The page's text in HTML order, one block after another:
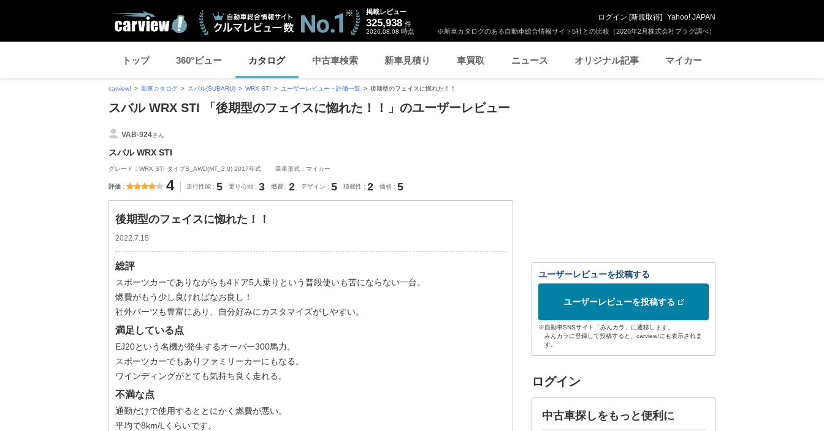
※新車カタログのある自動車総合情報サイト5社との比較（2026年2月株式会社プラグ調べ）
掲載レビュー
325,938 件
2026.08.08 時点
ログイン [新規取得] Yahoo! JAPAN
トップ 360°ビュー カタログ 中古車検索 新車見積り 車買取 ニュース オリジナル記事 マイカー
carview! 新車カタログ スバル(SUBARU) WRX STI ユーザーレビュー・評価一覧 後期型のフェイスに惚れた！！
スバル WRX STI 「後期型のフェイスに惚れた！！」のユーザーレビュー
VAB-924さん
スバル WRX STI
グレード：WRX STI タイプS_AWD(MT_2.0) 2017年式 乗車形式：マイカー
評価 4 走行性能 5 乗り心地 3 燃費 2 デザイン 5 積載性 2 価格 5
後期型のフェイスに惚れた！！
2022.7.15
総評
スポーツカーでありながらも4ドア5人乗りという普段使いも苦にならない一台。
燃費がもう少し良ければなお良し！
社外パーツも豊富にあり、自分好みにカスタマイズがしやすい。
満足している点
EJ20という名機が発生するオーバー300馬力。
スポーツカーでもありファミリーカーにもなる。
ワインディングがとても気持ち良く走れる。
不満な点
通勤だけで使用するととにかく燃費が悪い。
平均で8km/Lくらいです。
ユーザーレビューを投稿する
ユーザーレビューを投稿する
※自動車SNSサイト「みんカラ」に遷移します。
みんカラに登録して投稿すると、carview!にも表示されま
す。
ログイン
中古車探しをもっと便利に